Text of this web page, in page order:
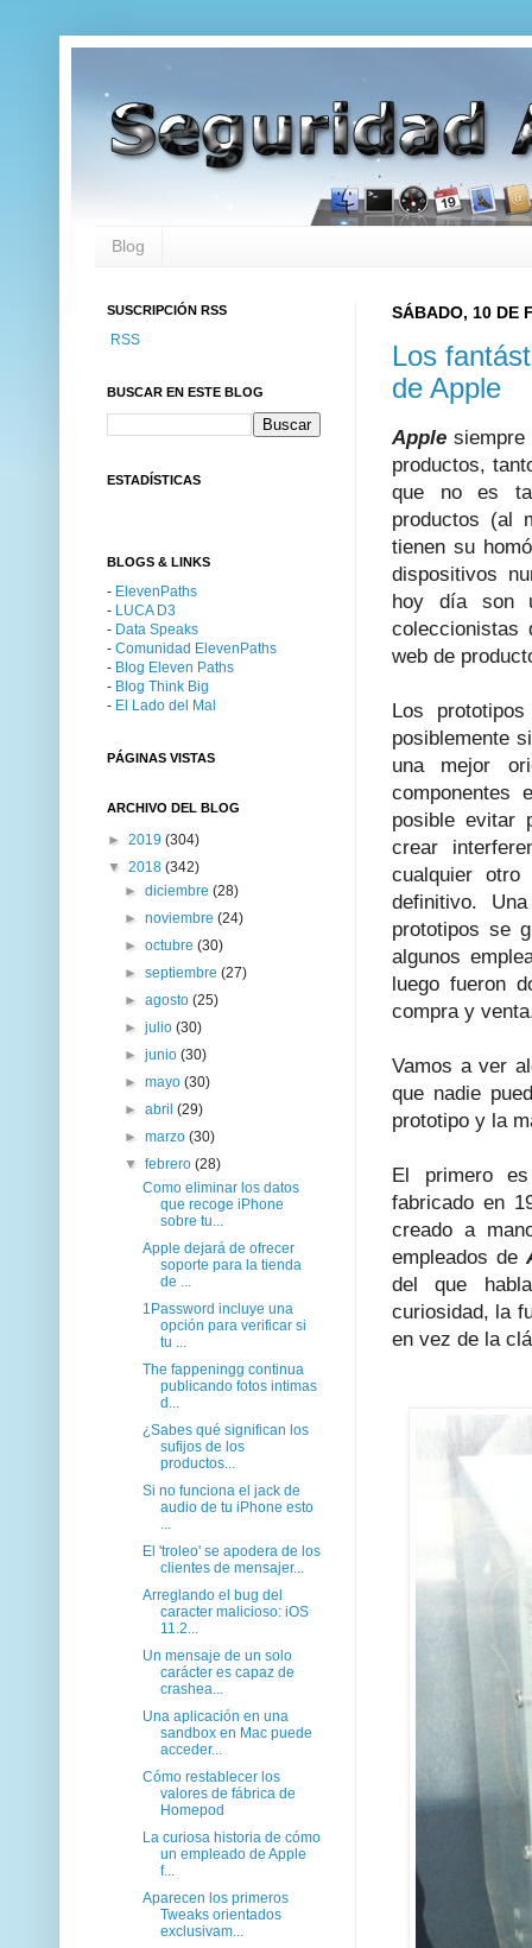
Blog
SÁBADO, 10 DE
Los
de Apple
Apple siempre
productos,
que no es
productos (al
tienen su
dispositivos
hoy día son
coleccionistas
web de
Los
posiblemente
una mejor
componentes
posible evitar
crear
cualquier
definitivo.
prototipos se
algunos
luego fueron
compra y
Vamos a ver
que nadie
prototipo y la
El primero
fabricado en
creado a
empleados de
del que
curiosidad, la
en vez de la
SUSCRIPCIÓN RSS
RSS
BUSCAR EN ESTE BLOG
ESTADÍSTICAS
BLOGS & LINKS
- ElevenPaths
- LUCA D3
- Data Speaks
- Comunidad ElevenPaths
- Blog Eleven Paths
- Blog Think Big
- El Lado del Mal
PÁGINAS VISTAS
ARCHIVO DEL BLOG
► 2019 (304)
▼ 2018 (342)
►diciembre(28)
►noviembre(24)
►octubre(30)
►septiembre(27)
►agosto(25)
►julio(30)
►junio(30)
►mayo(30)
►abril(29)
►marzo(30)
▼febrero(28)
Como eliminar los datos
que recoge iPhone
sobre tu...
Apple dejará de ofrecer
soporte para la tienda
de ...
1Password incluye una
opción para verificar si
tu ...
The fappeningg continua
publicando fotos intimas
d...
¿Sabes qué significan los
sufijos de los
productos...
Si no funciona el jack de
audio de tu iPhone esto
El 'troleo' se apodera de los
clientes de mensajer...
Arreglando el bug del
caracter malicioso: iOS
11.2...
Un mensaje de un solo
carácter es capaz de
crashea...
Una aplicación en una
sandbox en Mac puede
acceder...
Cómo restablecer los
valores de fábrica de
Homepod
La curiosa historia de cómo
un empleado de Apple
f...
Aparecen los primeros
Tweaks orientados
exclusivam...